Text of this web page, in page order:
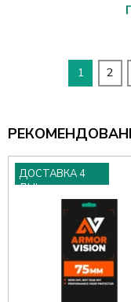
1 2
РЕКОМЕНДОВАНІ
ДОСТАВКА 4
ДНІ